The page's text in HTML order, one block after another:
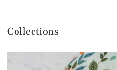
Collections